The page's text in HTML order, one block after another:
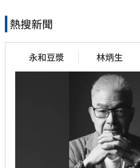
熱搜新聞
永和豆漿 林炳生